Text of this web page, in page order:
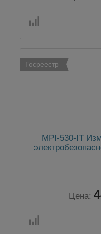
Госреестр
MPI-530-IT
Цена: